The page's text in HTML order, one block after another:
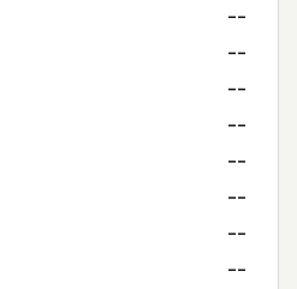
--
--
--
--
--
--
--
--